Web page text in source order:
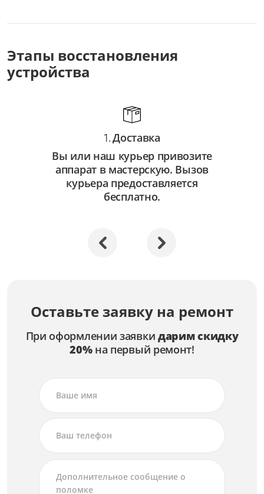
Этапы восстановления
устройства
1.Доставка
Вы или наш курьер привозите
аппарат в мастерскую. Вызов
курьера предоставляется
бесплатно.
Оставьте заявку на ремонт
При оформлении заявки дарим скидку
20%на первый ремонт!